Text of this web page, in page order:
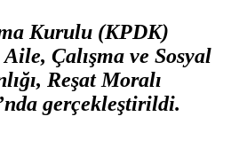
Kurulu (KPDK)
Çalışma ve Sosyal
Reşat Moralı
gerçekleştirildi.